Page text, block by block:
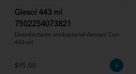
Glesol 443 ml
7502254073821
Desinfectante antibacterial Aerosol Con
443 ml
$95.00